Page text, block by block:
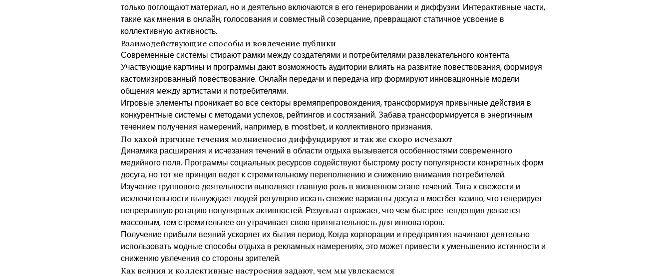
только поглощают материал, но и деятельно включаются в его генерировании и диффузии. Интерактивные части,
такие как мнения в онлайн, голосования и совместный созерцание, превращают статичное усвоение в
коллективную активность.
Взаимодействующие способы и вовлечение публики
Современные системы стирают рамки между создателями и потребителями развлекательного контента.
Участвующие картины и программы дают возможность аудитории влиять на развитие повествования, формируя
кастомизированный повествование. Онлайн передачи и передача игр формируют инновационные модели
общения между артистами и потребителями.
Игровые элементы проникает во все секторы времяпрепровождения, трансформируя привычные действия в
конкурентные системы с методами успехов, рейтингов и состязаний. Забава трансформируется в энергичным
течением получения намерений, например, в mostbet, и коллективного признания.
По какой причине течения молниеносно диффундируют и так же скоро исчезают
Динамика расширения и исчезания течений в области отдыха вызывается особенностями современного
медийного поля. Программы социальных ресурсов содействуют быстрому росту популярности конкретных форм
досуга, но тот же принцип ведет к стремительному переполнению и снижению внимания потребителей.
Изучение группового деятельности выполняет главную роль в жизненном этапе течений. Тяга к свежести и
исключительности вынуждает людей регулярно искать свежие варианты досуга в мостбет казино, что генерирует
непрерывную ротацию популярных активностей. Результат отражает, что чем быстрее тенденция делается
массовым, тем стремительнее он утрачивает свою притягательность для инноваторов.
Получение прибыли веяний ускоряет их бытия период. Когда корпорации и предприятия начинают деятельно
использовать модные способы отдыха в рекламных намерениях, это может привести к уменьшению истинности и
снижению увлечения со стороны зрителей.
Как веяния и коллективные настроения задают, чем мы увлекаемся